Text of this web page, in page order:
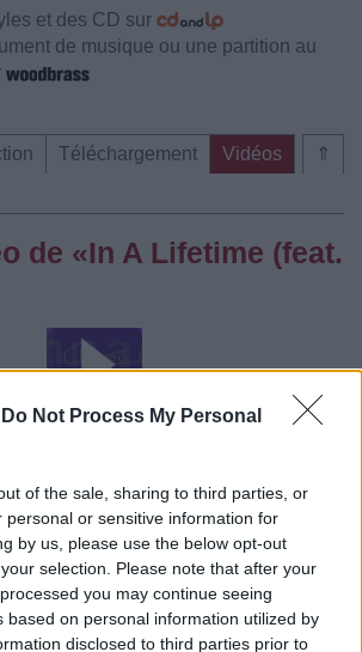
Do Not Process My Personal
of the sale, sharing to third parties, or
personal or sensitive information for
by us, please use the below opt-out
selection. Please note that after your
you may continue seeing
based on personal information utilized by
disclosed to third parties prior to
et des CD sur
de musique ou une partition au
⇑
Téléchargement
Vidéos
de «In A Lifetime (feat.
cette traduction Corriger une erreur